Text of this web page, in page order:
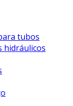
tubos
hidráulicos